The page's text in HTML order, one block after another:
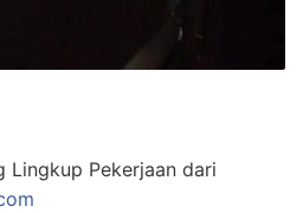
Lingkup Pekerjaan dari